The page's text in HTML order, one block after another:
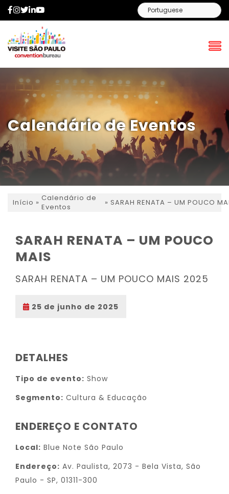
Facebook
Instagram
Twitter
LinkedIn
Calendário de Eventos
Início » Calendário de
Eventos
» SARAH RENATA – UM POUCO
SARAH RENATA – UM POUCO
MAIS
SARAH RENATA – UM POUCO MAIS 2025
25 de junho de 2025
DETALHES
Tipo de evento: Show
Segmento: Cultura & Educação
ENDEREÇO E CONTATO
Local: Blue Note São Paulo
Endereço: Av. Paulista, 2073 - Bela Vista, São
Paulo - SP, 01311-300